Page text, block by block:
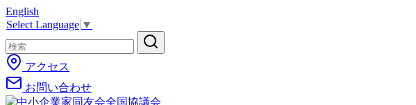
コ
ン
テ
ン
ツ
へ
English
Select Language ▼
アクセス
お問い合わせ